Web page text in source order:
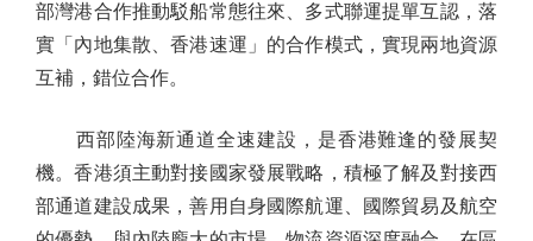
部灣港合作推動駁船常態往來、多式聯運提單互認，落
實「內地集散、香港速運」的合作模式，實現兩地資源
互補，錯位合作。
西部陸海新通道全速建設，是香港難逢的發展契
機。香港須主動對接國家發展戰略，積極了解及對接西
部通道建設成果，善用自身國際航運、國際貿易及航空